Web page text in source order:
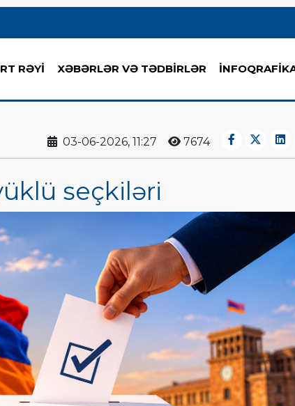
RƏYİ XƏBƏRLƏR VƏ TƏDBİRLƏR
03-06-2026, 11:27 7674
seçkiləri